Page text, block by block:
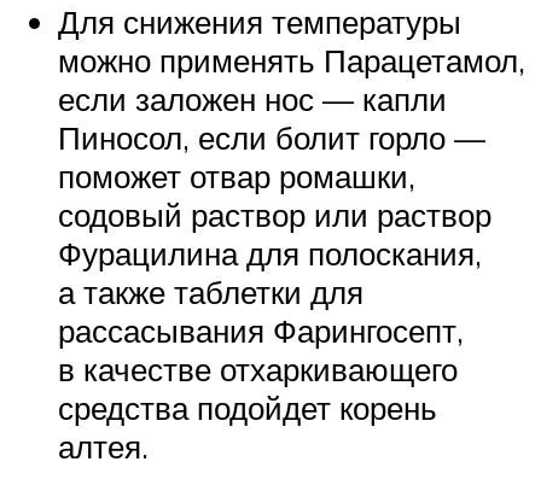
Для снижения температуры
можно применять Парацетамол,
если заложен нос — капли
Пиносол, если болит горло —
поможет отвар ромашки,
содовый раствор или раствор
Фурацилина для полоскания,
а также таблетки для
рассасывания Фарингосепт,
в качестве отхаркивающего
средства подойдет корень
алтея.